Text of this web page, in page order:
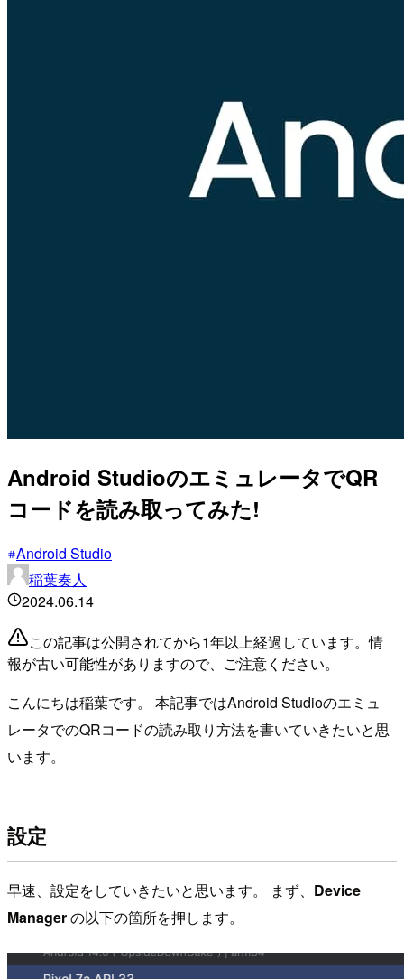
Android StudioのエミュレータでQR
コードを読み取ってみた!
Android Studio
稲葉奏人
2024.06.14
この記事は公開されてから1年以上経過しています。情
報が古い可能性がありますので、ご注意ください。
こんにちは稲葉です。 本記事ではAndroid Studioのエミュ
レータでのQRコードの読み取り方法を書いていきたいと思
います。
設定
早速、設定をしていきたいと思います。 まず、 Device
Managerの以下の箇所を押します。